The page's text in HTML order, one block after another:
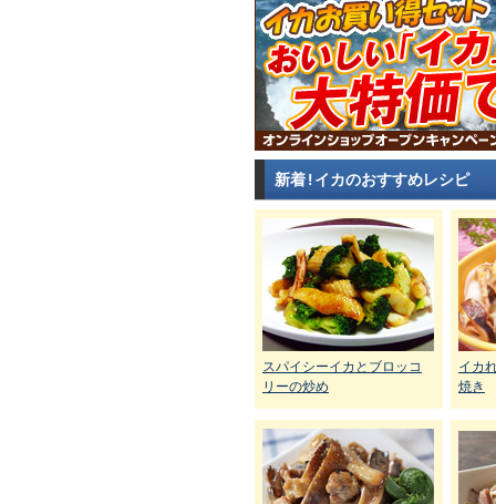
新着!イカのおすすめレシピ
スパイシーイカとブロッコ
リーの炒め
イカ
焼き